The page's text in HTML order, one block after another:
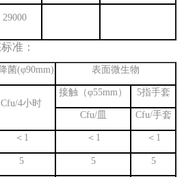
29000
准：
菌(φ90mm) 表面微生物
Cfu/4小时
接触（φ55mm） 5指手套
Cfu/皿 Cfu/手套
＜ 1 ＜ 1 ＜ 1
5 5 5